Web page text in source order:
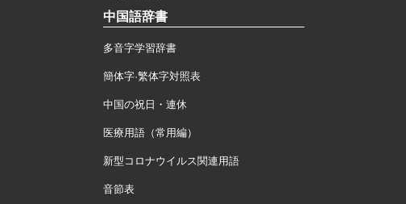
中国語辞書
多音字学習辞書
簡体字·繁体字対照表
中国の祝日・連休
医療用語（常用編）
新型コロナウイルス関連用語
音節表